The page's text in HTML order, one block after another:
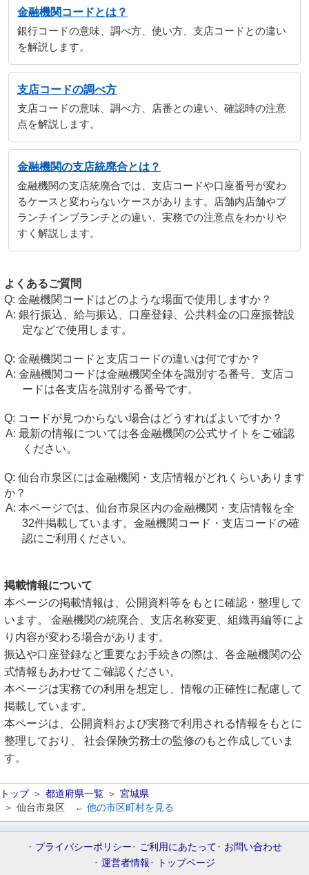
金融機関コードとは？
銀行コードの意味、調べ方、使い方、支店コードとの違い
を解説します。
支店コードの調べ方
支店コードの意味、調べ方、店番との違い、確認時の注意
点を解説します。
金融機関の支店統廃合とは？
金融機関の支店統廃合では、支店コードや口座番号が変わ
るケースと変わらないケースがあります。店舗内店舗やブ
ランチインブランチとの違い、実務での注意点をわかりや
すく解説します。
よくあるご質問
金融機関コードはどのような場面で使用しますか？
銀行振込、給与振込、口座登録、公共料金の口座振替設
定などで使用します。
金融機関コードと支店コードの違いは何ですか？
金融機関コードは金融機関全体を識別する番号、支店コ
ードは各支店を識別する番号です。
コードが見つからない場合はどうすればよいですか？
最新の情報については各金融機関の公式サイトをご確認
ください。
仙台市泉区には金融機関・支店情報がどれくらいあります
か？
本ページでは、仙台市泉区内の金融機関・支店情報を全
32件掲載しています。金融機関コード・支店コードの確
認にご利用ください。
掲載情報について
本ページの掲載情報は、公開資料等をもとに確認・整理して
います。 金融機関の統廃合、支店名称変更、組織再編等によ
り内容が変わる場合があります。
振込や口座登録など重要なお手続きの際は、各金融機関の公
式情報もあわせてご確認ください。
本ページは実務での利用を想定し、情報の正確性に配慮して
掲載しています。
本ページは、公開資料および実務で利用される情報をもとに
整理しており、 社会保険労務士の監修のもと作成していま
す。
トップ 都道府県一覧
宮城県
仙台市泉区
← 他の市区町村を見る
プライバシーポリシー ご利用にあたって
お問い合わせ
運営者情報
トップページ